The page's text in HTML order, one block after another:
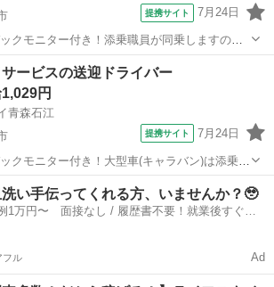
提携サイト 7月24日
クモニター付き！添乗職員が同乗しますので
。 ※デイサービスを利用されるお客様の送迎
バン・ハイエース)の運転、各種点検 ※乗
・車い...
ライバー
ービスの送迎ドライバー
円
青森石江
提携サイト 7月24日
クモニター付き！大型車(キャラバン)は添乗職
心して始められます。 ※デイサービスを利用
務 ※専用車両(キャラバン・ハイエース)の運
の介...
ライバー
い手伝ってくれる方、いませんか？🥹
1万円〜 面接なし / 履歴書不要！就業後すぐに
フル Ad